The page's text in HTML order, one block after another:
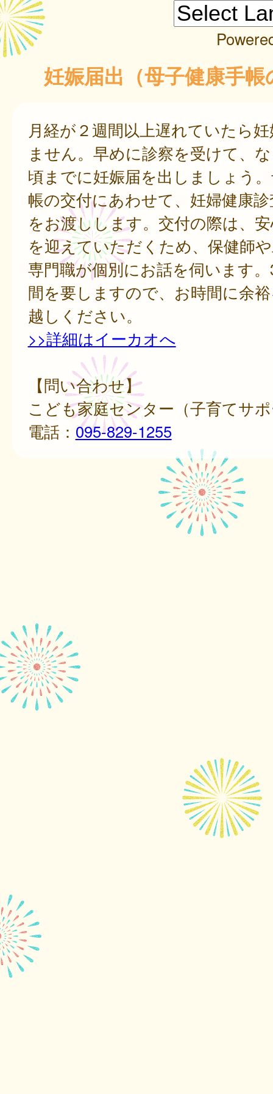
妊娠届出（母子健康手帳
月経が２週間以上遅れていたら
ません。早めに診察を受けて、
頃までに妊娠届を出しましょう
帳の交付にあわせて、妊婦健康
をお渡しします。交付の際は、
を迎えていただくため、保健師
専門職が個別にお話を伺います
間を要しますので、お時間に余
越しください。
>>詳細はイーカオへ
【問い合わせ】
こども家庭センター（子育てサ
電話： 095-829-1255